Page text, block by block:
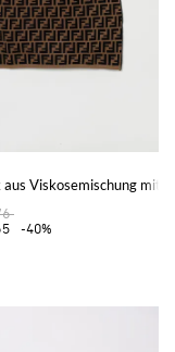
aus Viskosemischung mit
-40%